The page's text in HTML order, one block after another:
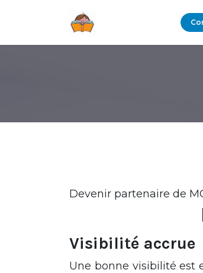
Devenir partenaire de
Visibilité accrue
Une bonne visibilité est